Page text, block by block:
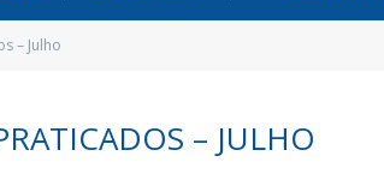
– Julho
– JULHO